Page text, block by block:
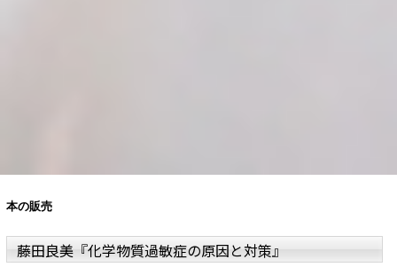
本の販売
藤田良美『化学物質過敏症の原因と対策』